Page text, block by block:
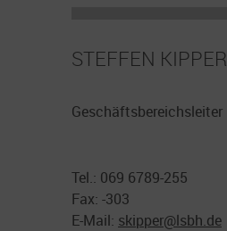
STEFFEN KIPPER
Geschäftsbereichsleiter
Tel.: 069 6789-255
Fax: -303
E-Mail: skipper@lsbh.de